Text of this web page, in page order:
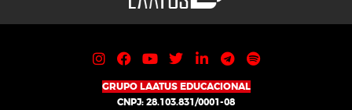
GRUPO LAATUS EDUCACIONAL
CNPJ: 28.103.831/0001-08